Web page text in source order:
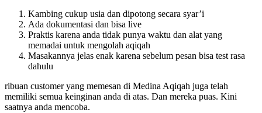
Kambing cukup usia dan dipotong secara syar’i
Ada dokumentasi dan bisa live
Praktis karena anda tidak punya waktu dan alat yang
memadai untuk mengolah aqiqah
Masakannya jelas enak karena sebelum pesan bisa test rasa
dahulu
ribuan customer yang memesan di Medina Aqiqah juga telah
memiliki semua keinginan anda di atas. Dan mereka puas. Kini
saatnya anda mencoba.